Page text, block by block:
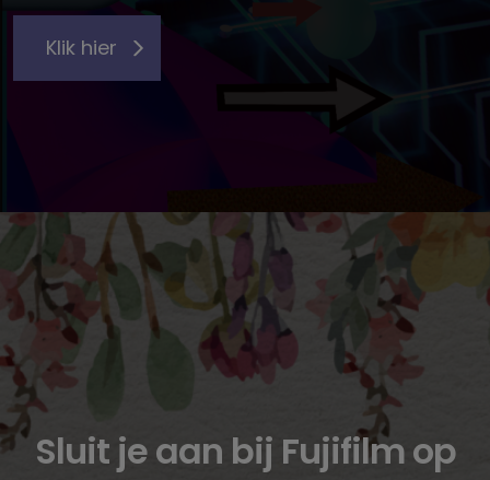
Klik hier
Sluit je aan bij Fujifilm op